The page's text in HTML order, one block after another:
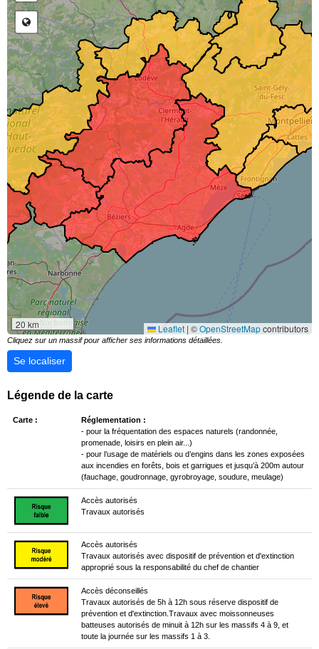
20 km Leaflet | ©OpenStreetMapcontributors
Cliquez sur un massif pour afficher ses informations détaillées.
Se localiser
Légende de la carte
Carte :
Réglementation :
- pour la fréquentation des espaces naturels (randonnée,
promenade, loisirs en plein air...)
- pour l’usage de matériels ou d’engins dans les zones exposées
aux incendies en forêts, bois et garrigues et jusqu’à 200m autour
(fauchage, goudronnage, gyrobroyage, soudure, meulage)
Accès autorisés
Travaux autorisés
Accès autorisés
Travaux autorisés avec dispositif de prévention et d'extinction
approprié sous la responsabilité du chef de chantier
Accès déconseillés
Travaux autorisés de 5h à 12h sous réserve dispositif de
prévention et d'extinction.Travaux avec moissonneuses
batteuses autorisés de minuit à 12h sur les massifs 4 à 9, et
toute la journée sur les massifs 1 à 3.